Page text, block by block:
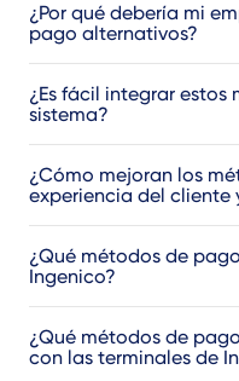
¿Por qué debería mi
pago alternativos?
¿Es fácil integrar
sistema?
¿Cómo mejoran los
experiencia del cliente
¿Qué métodos de
Ingenico?
¿Qué métodos de
con las terminales de